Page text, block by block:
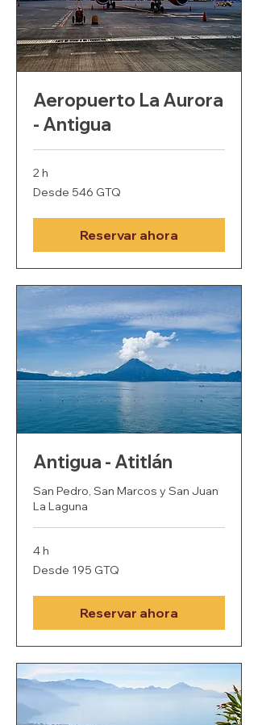
Aeropuerto La Aurora
- Antigua
2 h
Desde
546
Desde 546 GTQ
Reservar ahora
Antigua - Atitlán
San Pedro, San Marcos y San Juan
La Laguna
4 h
Desde
195
Desde 195 GTQ
Reservar ahora